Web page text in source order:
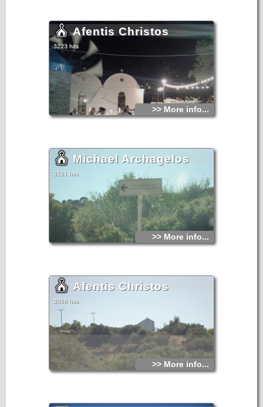
Afentis Christos
3223 hits
>> More info...
Michael Archagelos
3121 hits
>> More info...
Afentis Christos
3068 hits
>> More info...